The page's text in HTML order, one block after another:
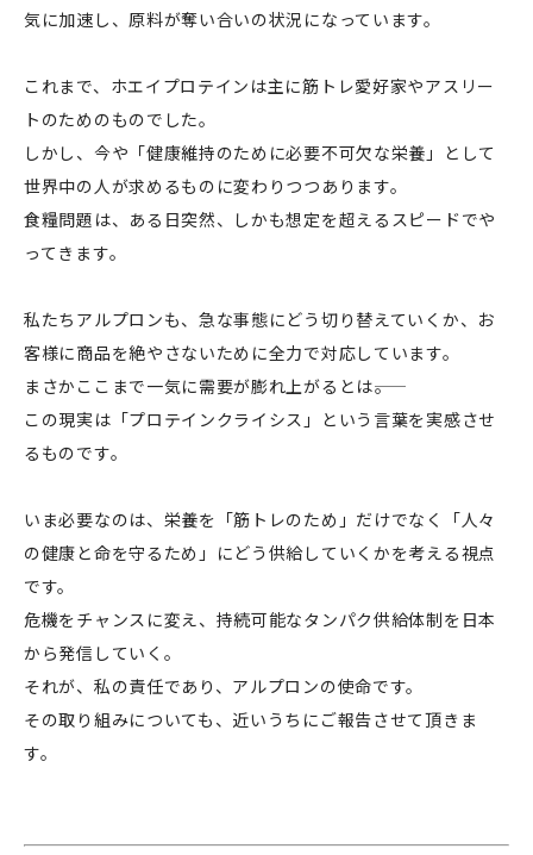
気に加速し、原料が奪い合いの状況になっています。
これまで、ホエイプロテインは主に筋トレ愛好家やアスリー
トのためのものでした。
しかし、今や「健康維持のために必要不可欠な栄養」として
世界中の人が求めるものに変わりつつあります。
食糧問題は、ある日突然、しかも想定を超えるスピードでや
ってきます。
私たちアルプロンも、急な事態にどう切り替えていくか、お
客様に商品を絶やさないために全力で対応しています。
まさかここまで一気に需要が膨れ上がるとは――。
この現実は「プロテインクライシス」という言葉を実感させ
るものです。
いま必要なのは、栄養を「筋トレのため」だけでなく「人々
の健康と命を守るため」にどう供給していくかを考える視点
です。
危機をチャンスに変え、持続可能なタンパク供給体制を日本
から発信していく。
それが、私の責任であり、アルプロンの使命です。
その取り組みについても、近いうちにご報告させて頂きま
す。